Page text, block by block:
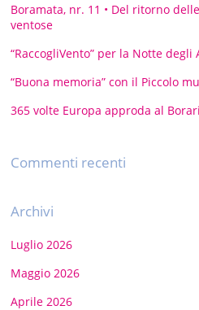
Boramata, nr. 11 • Del ritorno
ventose
“RaccogliVento” per la Notte degli
“Buona memoria” con il Piccolo
365 volte Europa approda al
Commenti recenti
Archivi
Luglio 2026
Maggio 2026
Aprile 2026